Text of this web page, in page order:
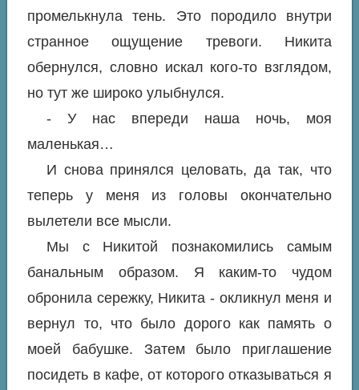
промелькнула тень. Это породило внутри
странное ощущение тревоги. Никита
обернулся, словно искал кого-то взглядом,
но тут же широко улыбнулся.
- У нас впереди наша ночь, моя
маленькая…
И снова принялся целовать, да так, что
теперь у меня из головы окончательно
вылетели все мысли.
Мы с Никитой познакомились самым
банальным образом. Я каким-то чудом
обронила сережку, Никита - окликнул меня и
вернул то, что было дорого как память о
моей бабушке. Затем было приглашение
посидеть в кафе, от которого отказываться я